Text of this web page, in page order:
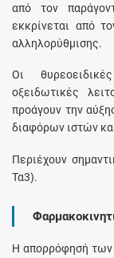
από τον
εκκρίνεται από
αλληλορύθμισης.
Οι
οξειδωτικές
προάγουν την
διαφόρων ιστών
Περιέχουν
Τα3).
Η απορρόφησή των